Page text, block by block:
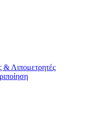
& Λιπομετρητές